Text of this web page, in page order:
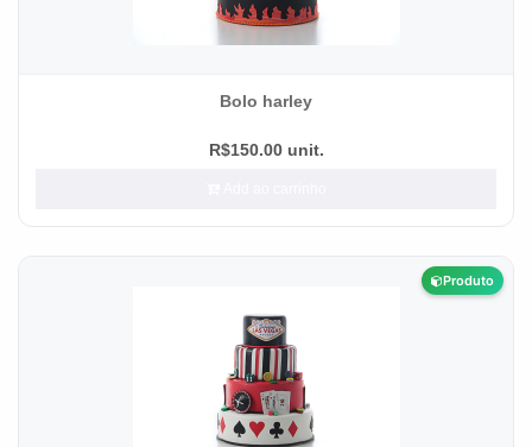
Bolo harley
R$150.00 unit.
Produto